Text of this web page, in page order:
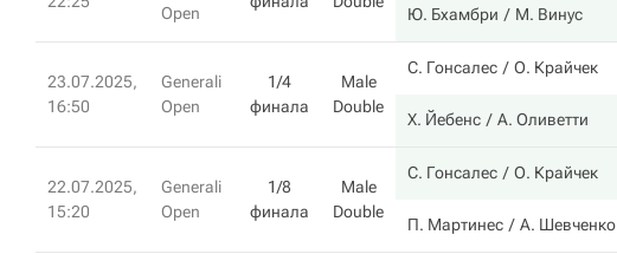
Open
Ю. Бхамбри М. Винус
23.07.2025,
16:50
Generali
Open
1/4
финала
Male
Double
С. Гонсалес О. Крайчек
Х. Йебенс А. Оливетти
22.07.2025,
15:20
Generali
Open
1/8
финала
Male
Double
С. Гонсалес О. Крайчек
П. Мартинес А. Шевченко